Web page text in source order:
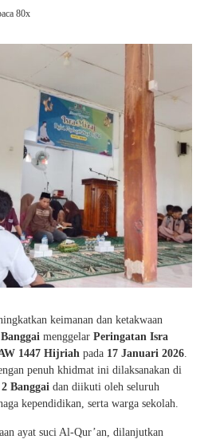
80x
keimanan dan ketakwaan
menggelar Peringatan Isra
1447 Hijriah pada 17 Januari 2026.
penuh khidmat ini dilaksanakan di
Banggai dan diikuti oleh seluruh
kependidikan, serta warga sekolah.
ayat suci Al-Qur’an, dilanjutkan